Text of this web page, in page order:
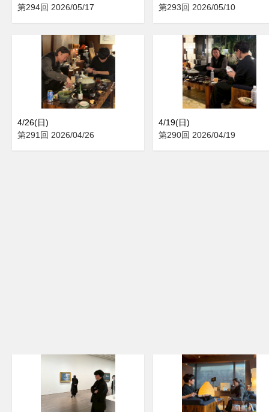
第294回 2026/05/17
第293回 2026/05/10
4/26(日)
第291回 2026/04/26
4/19(日)
第290回 2026/04/19